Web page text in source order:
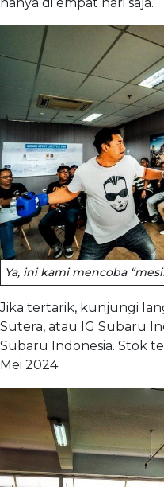
Ya, ini kami mencoba
Jika tertarik, kunjungi
Sutera, atau IG Subaru
Subaru Indonesia. Stok
Mei 2024.